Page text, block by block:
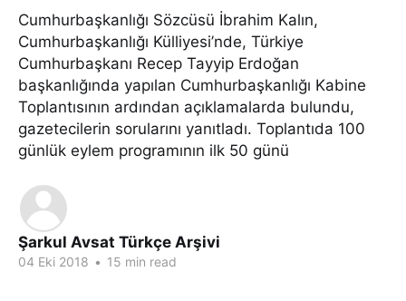
Cumhurbaşkanlığı Sözcüsü İbrahim Kalın,
Cumhurbaşkanlığı Külliyesi’nde, Türkiye
Cumhurbaşkanı Recep Tayyip Erdoğan
başkanlığında yapılan Cumhurbaşkanlığı Kabine
Toplantısının ardından açıklamalarda bulundu,
gazetecilerin sorularını yanıtladı. Toplantıda 100
günlük eylem programının ilk 50 günü
Şarkul Avsat Türkçe Arşivi
04 Eki 2018 • 15 min read